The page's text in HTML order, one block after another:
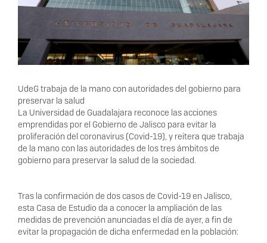
UdeG trabaja de la mano con autoridades del gobierno para
preservar la salud
La Universidad de Guadalajara reconoce las acciones
emprendidas por el Gobierno de Jalisco para evitar la
proliferación del coronavirus (Covid-19), y reitera que trabaja
de la mano con las autoridades de los tres ámbitos de
gobierno para preservar la salud de la sociedad.
Tras la confirmación de dos casos de Covid-19 en Jalisco,
esta Casa de Estudio da a conocer la ampliación de las
medidas de prevención anunciadas el día de ayer, a fin de
evitar la propagación de dicha enfermedad en la población: